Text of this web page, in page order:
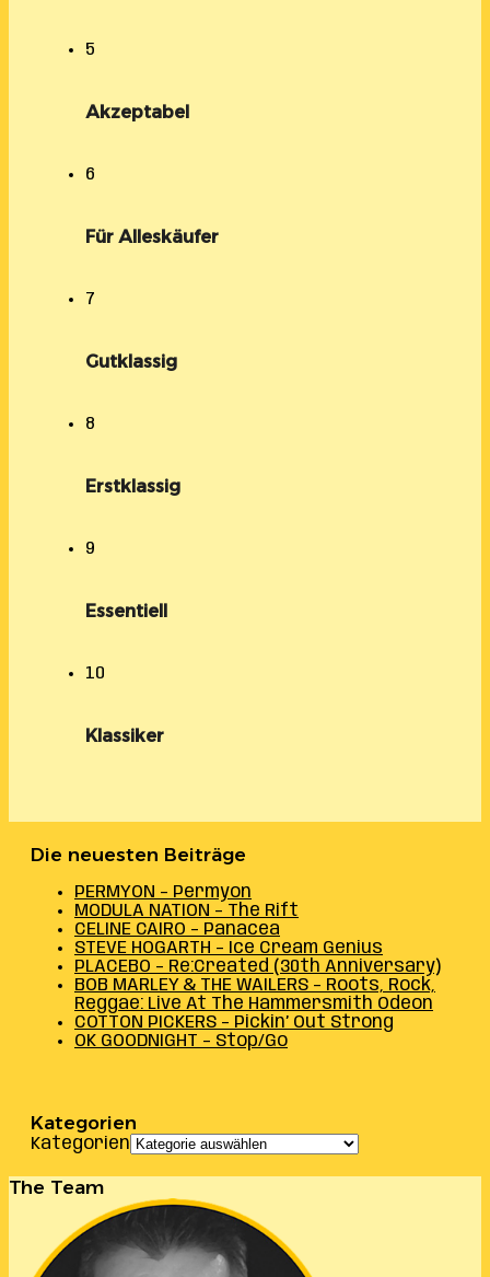
5
Akzeptabel
6
Für Alleskäufer
7
Gutklassig
8
Erstklassig
9
Essentiell
10
Klassiker
Die neuesten Beiträge
PERMYON – Permyon
MODULA NATION – The Rift
CELINE CAIRO – Panacea
STEVE HOGARTH – Ice Cream Genius
PLACEBO – Re:Created (30th Anniversary)
BOB MARLEY & THE WAILERS – Roots, Rock,
Reggae: Live At The Hammersmith Odeon
COTTON PICKERS – Pickin’ Out Strong
OK GOODNIGHT – Stop/Go
Kategorien
Kategorien
The Team